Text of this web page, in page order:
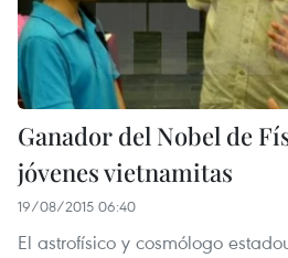
Ganador del Nobel de
jóvenes vietnamitas
19/08/2015 06:40
El astrofísico y cosmólogo